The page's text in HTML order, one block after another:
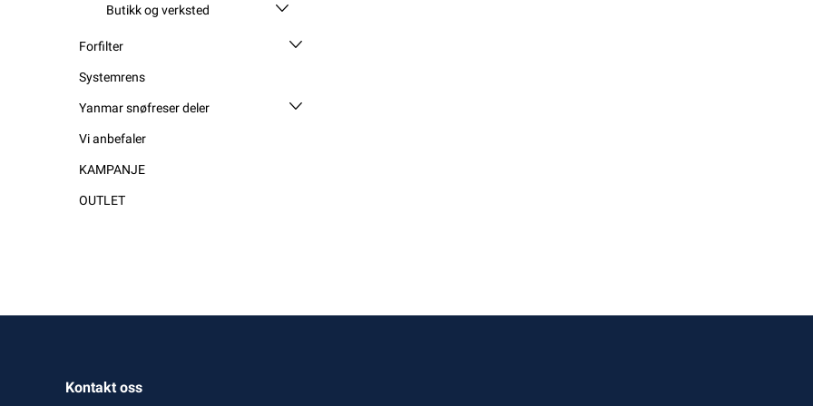
Butikk og verksted
Forfilter
Systemrens
Yanmar snøfreser deler
Vi anbefaler
KAMPANJE
OUTLET
Kontakt oss